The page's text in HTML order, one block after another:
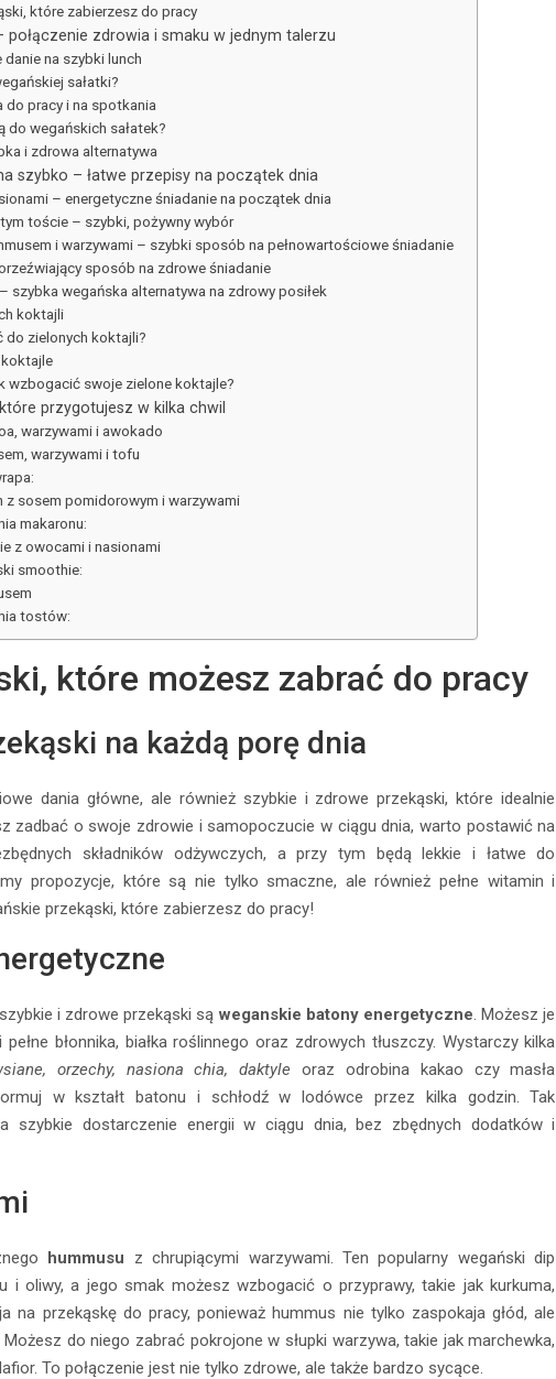
które zabierzesz do pracy
połączenie zdrowia i smaku w jednym talerzu
na szybki lunch
sałatki?
do pracy i na spotkania
do wegańskich sałatek?
i zdrowa alternatywa
szybko – łatwe przepisy na początek dnia
– energetyczne śniadanie na początek dnia
toście – szybki, pożywny wybór
i warzywami – szybki sposób na pełnowartościowe śniadanie
sposób na zdrowe śniadanie
szybka wegańska alternatywa na zdrowy posiłek
koktajli
do zielonych koktajli?
wzbogacić swoje zielone koktajle?
przygotujesz w kilka chwil
warzywami i awokado
warzywami i tofu
z sosem pomidorowym i warzywami
makaronu:
z owocami i nasionami
smoothie:
tostów:
które możesz zabrać do pracy
na każdą porę dnia
dania główne, ale również szybkie i zdrowe przekąski, które idealnie
zadbać o swoje zdrowie i samopoczucie w ciągu dnia, warto postawić na
składników odżywczych, a przy tym będą lekkie i łatwe do
propozycje, które są nie tylko smaczne, ale również pełne witamin i
przekąski, które zabierzesz do pracy!
i zdrowe przekąski sąweganskie batony energetyczne. Możesz je
błonnika, białka roślinnego oraz zdrowych tłuszczy. Wystarczy kilka
orzechy, nasiona chia, daktyle oraz odrobina kakao czy masła
w kształt batonu i schłodź w lodówce przez kilka godzin. Tak
szybkie dostarczenie energii w ciągu dnia, bez zbędnych dodatków i
hummusu z chrupiącymi warzywami. Ten popularny wegański dip
i oliwy, a jego smak możesz wzbogacić o przyprawy, takie jak kurkuma,
na przekąskę do pracy, ponieważ hummus nie tylko zaspokaja głód, ale
do niego zabrać pokrojone w słupki warzywa, takie jak marchewka,
To połączenie jest nie tylko zdrowe, ale także bardzo sycące.